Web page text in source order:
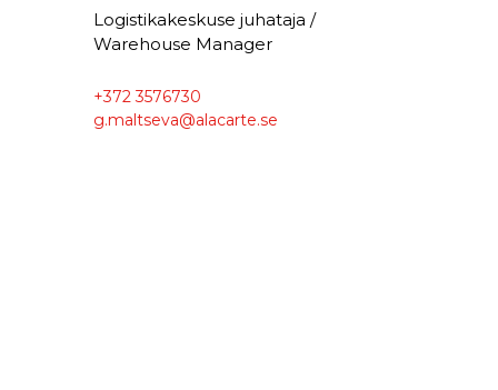
Logistikakeskuse juhataja /
Warehouse Manager
+372 3576730
g.maltseva@alacarte.se